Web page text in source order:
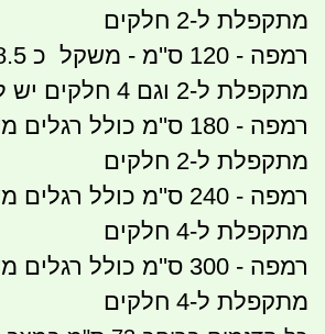
מתקפלת ל-2 חלקים
מתקפלת ל-2 וגם 4 חלקים יש לברר זמינות .
מתקפלת ל-2 חלקים
מתקפלת ל-4 חלקים
מתקפלת ל-4 חלקים